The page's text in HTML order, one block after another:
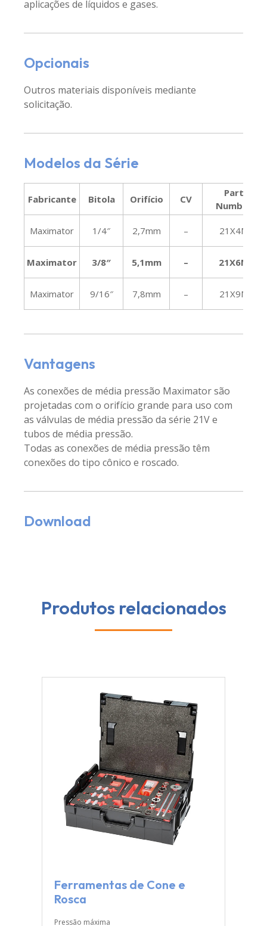
aplicações de líquidos e gases.
Opcionais
Outros materiais disponíveis mediante
solicitação.
Fabricante Bitola Orifício CV
Part
Number
Maximator 1/4″ 2,7mm – 21X4M
Maximator 3/8″ 5,1mm – 21X6M
Maximator 9/16″ 7,8mm – 21X9M
Modelos da Série
Vantagens
As conexões de média pressão Maximator são
projetadas com o orifício grande para uso com
as válvulas de média pressão da série 21V e
tubos de média pressão.
Todas as conexões de média pressão têm
conexões do tipo cônico e roscado.
Download
Produtos relacionados
Ferramentas de Cone e
Rosca
Pressão máxima